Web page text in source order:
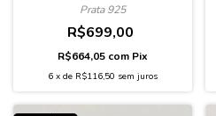
Prata 925
R$699,00
R$664,05 com Pix
6 x de R$116,50 sem juros